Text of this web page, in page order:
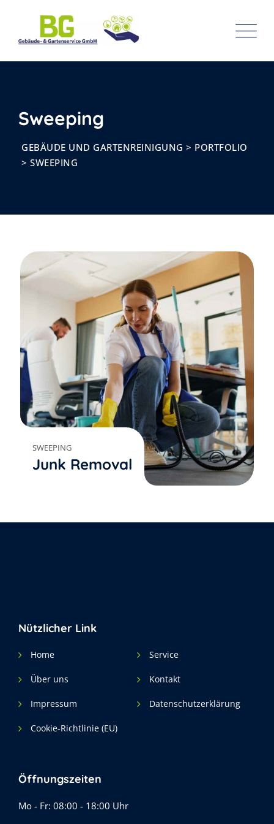
content
Sweeping
GEBÄUDE UND GARTENREINIGUNG > PORTFOLIO
> SWEEPING
SWEEPING
Junk Removal
Nützlicher Link
Home Service
Über uns Kontakt
Impressum Datenschutzerklärung
Cookie-Richtlinie (EU)
Öffnungszeiten
Mo - Fr: 08:00 - 18:00 Uhr